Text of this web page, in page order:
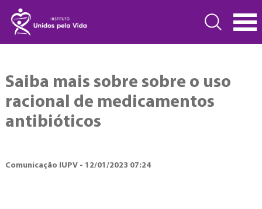
Saiba mais sobre sobre o uso
racional de medicamentos
antibióticos
Comunicação IUPV - 12/01/2023 07:24